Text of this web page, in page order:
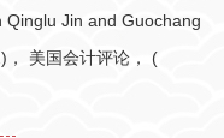
Qinglu Jin and Guochang
美国会计评论， (